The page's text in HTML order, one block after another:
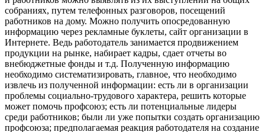
собраниях, путем телефонных разговоров, посещений
работников на дому. Можно получить опосредованную
информацию через рекламные буклеты, сайт организации в
Интернете. Ведь работодатель занимается продвижением
продукции на рынке, набирает кадры, сдает отчеты во
внебюджетные фонды и т.д. Полученную информацию
необходимо систематизировать, главное, что необходимо
извлечь из полученной информации: есть ли в организации
проблемы социально-трудового характера, решить которые
может помочь профсоюз; есть ли потенциальные лидеры
среди работников; были ли уже попытки создать организацию
профсоюза; предполагаемая реакция работодателя на создание